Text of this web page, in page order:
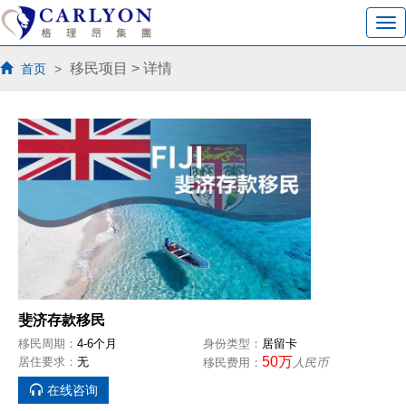
首页 > 移民项目 > 详情
斐济存款移民
移民周期： 4-6个月 身份类型： 居留卡
居住要求： 无 移民费用： 50万人民币
在线咨询